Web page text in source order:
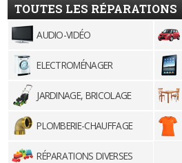
TOUTES LES RÉPARATIONS
AUDIO-VIDÉO
ELECTROMÉNAGER
JARDINAGE, BRICOLAGE
PLOMBERIE-CHAUFFAGE
RÉPARATIONS DIVERSES